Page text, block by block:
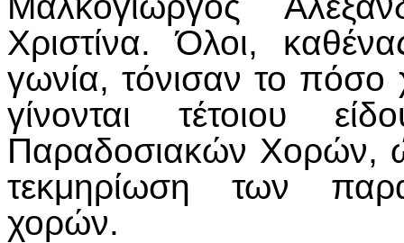
Χριστίνα. Όλοι,
γωνία, τόνισαν το πόσο
γίνονται τέτοιου
Παραδοσιακών Χορών,
τεκμηρίωση των
χορών.